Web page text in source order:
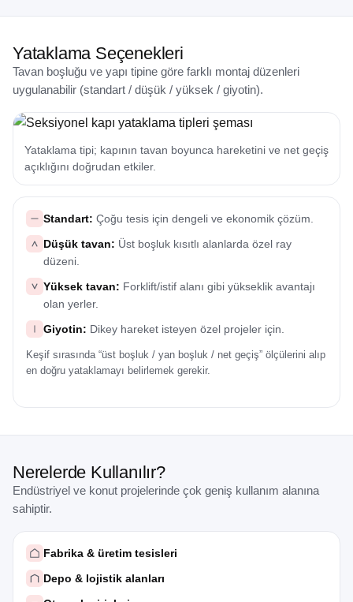
Yataklama Seçenekleri
Tavan boşluğu ve yapı tipine göre farklı montaj düzenleri
uygulanabilir (standart / düşük / yüksek / giyotin).
Yataklama tipi; kapının tavan boyunca hareketini ve net geçiş
açıklığını doğrudan etkiler.
Standart: Çoğu tesis için dengeli ve ekonomik çözüm.
Düşük tavan: Üst boşluk kısıtlı alanlarda özel ray
düzeni.
Yüksek tavan: Forklift/istif alanı gibi yükseklik avantajı
olan yerler.
Giyotin: Dikey hareket isteyen özel projeler için.
Keşif sırasında “üst boşluk / yan boşluk / net geçiş” ölçülerini alıp
en doğru yataklamayı belirlemek gerekir.
Nerelerde Kullanılır?
Endüstriyel ve konut projelerinde çok geniş kullanım alanına
sahiptir.
Fabrika & üretim tesisleri
Depo & lojistik alanları